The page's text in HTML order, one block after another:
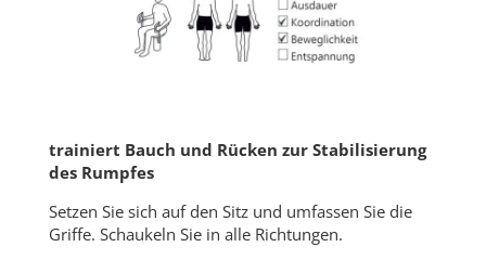
trainiert Bauch und Rücken zur Stabilisierung
des Rumpfes
Setzen Sie sich auf den Sitz und umfassen Sie die
Griffe. Schaukeln Sie in alle Richtungen.